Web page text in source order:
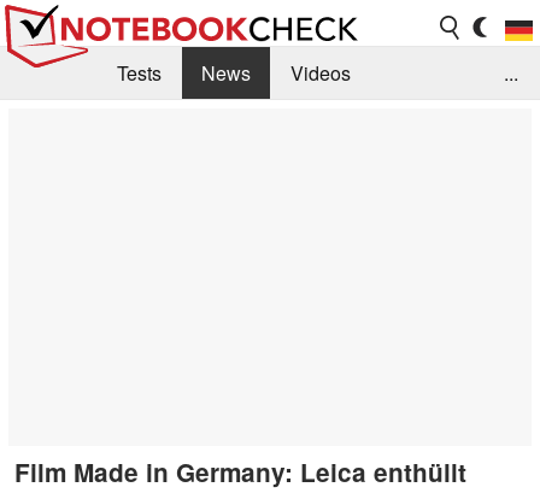
Tests News
Videos
...
Film Made in Germany: Leica enthüllt